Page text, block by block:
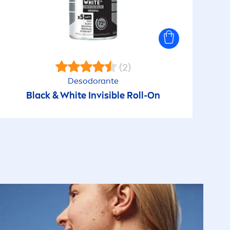
(2)
Desodorante
Black&WhiteInvisible Roll-On